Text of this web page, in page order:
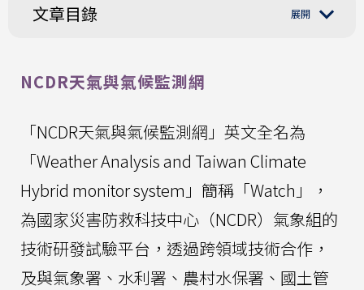
文章目錄
NCDR天氣與氣候監測網
「NCDR天氣與氣候監測網」英文全名為
「Weather Analysis and Taiwan Climate
Hybrid monitor system」簡稱「Watch」，
為國家災害防救科技中心（NCDR）氣象組的
技術研發試驗平台，透過跨領域技術合作，
及與氣象署、水利署、農村水保署、國土管